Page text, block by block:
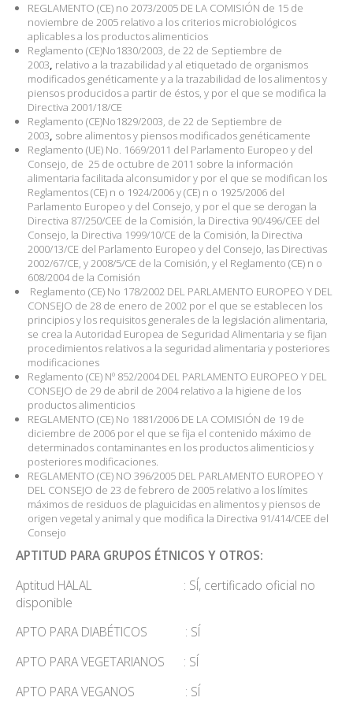
REGLAMENTO (CE) no 2073/2005 DE LA COMISIÓN de 15 de
noviembre de 2005 relativo a los criterios microbiológicos
aplicables a los productos alimenticios
Reglamento (CE)No1830/2003, de 22 de Septiembre de
2003, relativo a la trazabilidad y al etiquetado de organismos
modificados genéticamente y a la trazabilidad de los alimentos y
piensos producidos a partir de éstos, y por el que se modifica la
Directiva 2001/18/CE
Reglamento (CE)No1829/2003, de 22 de Septiembre de
2003, sobre alimentos y piensos modificados genéticamente
Reglamento (UE) No. 1669/2011 del Parlamento Europeo y del
Consejo, de 25 de octubre de 2011 sobre la información
alimentaria facilitada alconsumidor y por el que se modifican los
Reglamentos (CE) n o 1924/2006 y (CE) n o 1925/2006 del
Parlamento Europeo y del Consejo, y por el que se derogan la
Directiva 87/250/CEE de la Comisión, la Directiva 90/496/CEE del
Consejo, la Directiva 1999/10/CE de la Comisión, la Directiva
2000/13/CE del Parlamento Europeo y del Consejo, las Directivas
2002/67/CE, y 2008/5/CE de la Comisión, y el Reglamento (CE) n o
608/2004 de la Comisión
Reglamento (CE) No 178/2002 DEL PARLAMENTO EUROPEO Y DEL
CONSEJO de 28 de enero de 2002 por el que se establecen los
principios y los requisitos generales de la legislación alimentaria,
se crea la Autoridad Europea de Seguridad Alimentaria y se fijan
procedimientos relativos a la seguridad alimentaria y posteriores
modificaciones
Reglamento (CE) Nº 852/2004 DEL PARLAMENTO EUROPEO Y DEL
CONSEJO de 29 de abril de 2004 relativo a la higiene de los
productos alimenticios
REGLAMENTO (CE) No 1881/2006 DE LA COMISIÓN de 19 de
diciembre de 2006 por el que se fija el contenido máximo de
determinados contaminantes en los productos alimenticios y
posteriores modificaciones.
REGLAMENTO (CE) NO 396/2005 DEL PARLAMENTO EUROPEO Y
DEL CONSEJO de 23 de febrero de 2005 relativo a los límites
máximos de residuos de plaguicidas en alimentos y piensos de
origen vegetal y animal y que modifica la Directiva 91/414/CEE del
Consejo
APTITUD PARA GRUPOS ÉTNICOS Y OTROS:
Aptitud HALAL : SÍ, certificado oficial no
disponible
APTO PARA DIABÉTICOS : SÍ
APTO PARA VEGETARIANOS : SÍ
APTO PARA VEGANOS : SÍ